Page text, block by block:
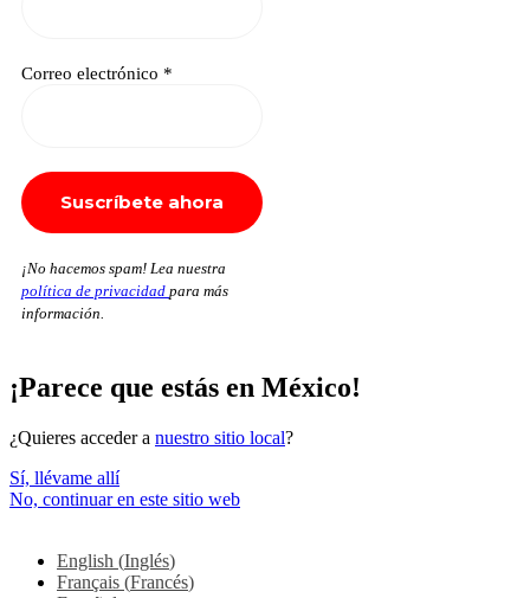
Correo electrónico *
¡No hacemos spam! Lea nuestra
política de privacidad para más
información.
¡Parece que estás en México!
¿Quieres acceder a nuestro sitio local?
Sí, llévame allí
No, continuar en este sitio web
English (Inglés)
Français (Francés)